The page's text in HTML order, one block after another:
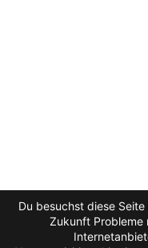
Du besuchst diese Seite
Zukunft Probleme